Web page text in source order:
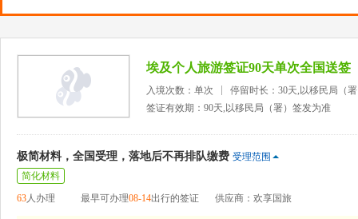
埃及个人旅游签证90天单次全国送签
入境次数：单次
停留时长：30天,以移民局（
签证有效期：90天,以移民局（署）签发为准
极简材料，全国受理，落地后不再排队缴费 受理范围
简化材料
63人办理 最早可办理08-14出行的签证 供应商：欢享国旅